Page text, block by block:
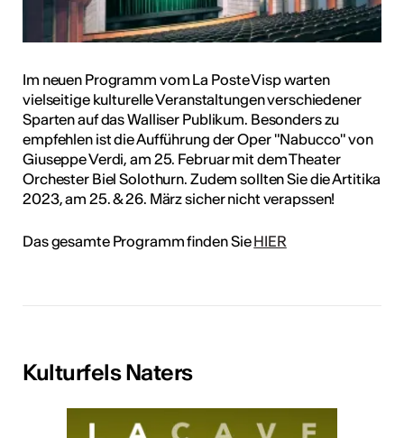
Im neuen Programm vom La Poste Visp warten
vielseitige kulturelle Veranstaltungen verschiedener
Sparten auf das Walliser Publikum. Besonders zu
empfehlen ist die Aufführung der Oper "Nabucco" von
Giuseppe Verdi, am 25. Februar mit dem Theater
Orchester Biel Solothurn. Zudem sollten Sie die Artitika
2023, am 25. & 26. März sicher nicht verapssen!
Das gesamte Programm finden SieHIER
Kulturfels Naters